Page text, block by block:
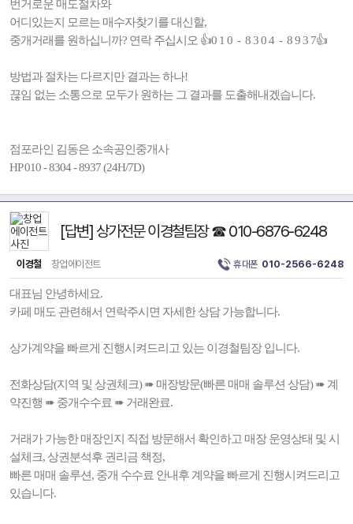
번거로운 매도절차와
어디있는지 모르는 매수자찾기를 대신할,
중개거래를 원하십니까? 연락 주십시오 👍0 1 0 - 8 3 0 4 - 8 9 3 7👍
방법과 절차는 다르지만 결과는 하나!
끊임 없는 소통으로 모두가 원하는 그 결과를 도출해내겠습니다.
점포라인 김동은 소속공인중개사
HP 010 - 8304 - 8937 (24H/7D)
[답변] 상가전문 이경철팀장 ☎ 010-6876-6248
이경철 창업에이전트 휴대폰 010-2566-6248
대표님 안녕하세요.
카페 매도 관련해서 연락주시면 자세한 상담 가능합니다.
상가계약을 빠르게 진행시켜드리고 있는 이경철팀장 입니다.
전화상담(지역 및 상권체크) ➠ 매장방문(빠른 매매 솔루션 상담) ➠ 계
약진행 ➠ 중개수수료 ➠ 거래완료.
거래가 가능한 매장인지 직접 방문해서 확인하고 매장 운영상태 및 시
설체크, 상권분석후 권리금 책정,
빠른 매매 솔루션, 중개 수수료 안내후 계약을 빠르게 진행시켜드리고
있습니다.